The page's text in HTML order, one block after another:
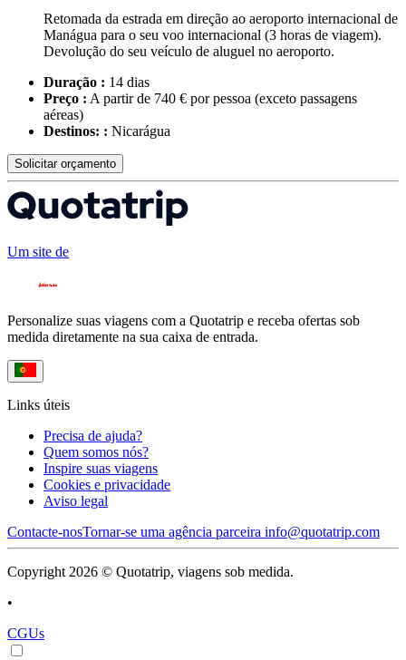
Retomada da estrada em direção ao aeroporto internacional de
Manágua para o seu voo internacional (3 horas de viagem).
Devolução do seu veículo de aluguel no aeroporto.
Duração : 14 dias
Preço : A partir de 740 € por pessoa (exceto passagens
aéreas)
Destinos: : Nicarágua
Solicitar orçamento
Um site de
Personalize suas viagens com a Quotatrip e receba ofertas sob
medida diretamente na sua caixa de entrada.
Links úteis
Precisa de ajuda?
Quem somos nós?
Inspire suas viagens
Cookies e privacidade
Aviso legal
Contacte-nosTornar-se uma agência parceira info@quotatrip.com
Copyright 2026 © Quotatrip, viagens sob medida.
•
CGUs